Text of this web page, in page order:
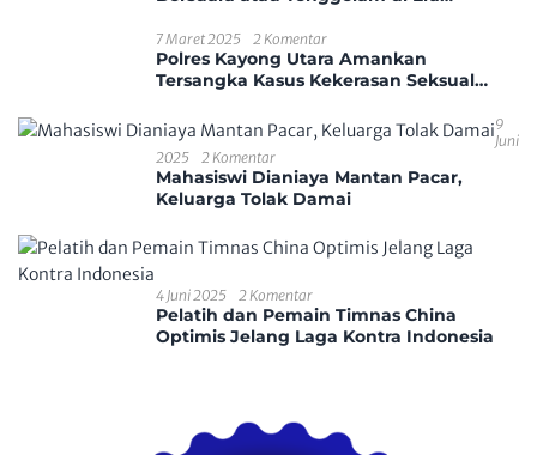
7 Maret 2025 2 Komentar
Polres Kayong Utara Amankan
Tersangka Kasus Kekerasan Seksual
9
Juni
2025
2 Komentar
Mahasiswi Dianiaya Mantan Pacar,
Keluarga Tolak Damai
4 Juni 2025 2 Komentar
Pelatih dan Pemain Timnas China
Optimis Jelang Laga Kontra Indonesia